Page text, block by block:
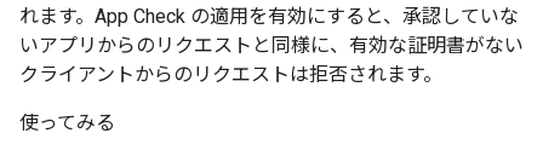
れます。App Check の適用を有効にすると、承認していな
いアプリからのリクエストと同様に、有効な証明書がない
クライアントからのリクエストは拒否されます。
使ってみる